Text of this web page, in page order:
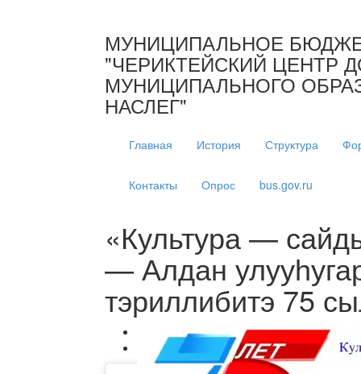
МУНИЦИПАЛЬНОЕ
"ЧЕРИКТЕЙСКИЙ ЦЕНТР
МУНИЦИПАЛЬНОГО
НАСЛЕГ"
Главная История Структура
Контакты Опрос bus.gov.ru
«Культура —
— Алдан
тэриллибитэ 75
Next